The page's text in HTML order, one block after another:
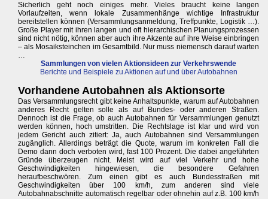
Sicherlich geht noch einiges mehr. Vieles braucht keine langen
Vorlaufzeiten, wenn lokale Zusammenhänge wichtige Infrastruktur
bereitstellen können (Versammlungsanmeldung, Treffpunkte, Logistik …).
Große Player mit ihren langen und oft hierarchischen Planungsprozessen
sind nicht nötig, können aber auch ihre Akzente auf ihre Weise einbringen
– als Mosaiksteinchen im Gesamtbild. Nur muss niemensch darauf warten
…
Sammlungen von vielen Aktionsideen zur Verkehrswende
Berichte und Beispiele zu Aktionen auf und über Autobahnen
Vorhandene Autobahnen als Aktionsorte
Das Versammlungsrecht gibt keine Anhaltspunkte, warum auf Autobahnen
anderes Recht gelten solle als auf Bundes- oder anderen Straßen.
Dennoch ist die Frage, ob auch Autobahnen für Versammlungen genutzt
werden können, hoch umstritten. Die Rechtslage ist klar und wird von
jedem Gericht auch zitiert: Ja, auch Autobahnen sind Versammlungen
zugänglich. Allerdings beträgt die Quote, warum im konkreten Fall die
Demo dann doch verboten wird, fast 100 Prozent. Die dabei angeführten
Gründe überzeugen nicht. Meist wird auf viel Verkehr und hohe
Geschwindigkeiten hingewiesen, die besondere Gefahren
heraufbeschwören. Zum einen gibt es auch Bundesstraßen mit
Geschwindigkeiten über 100 km/h, zum anderen sind viele
Autobahnabschnitte automatisch regelbar oder ohnehin auf z.B. 100 km/h